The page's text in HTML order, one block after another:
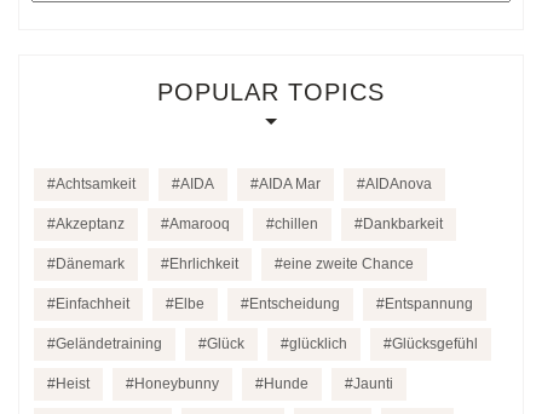
POPULAR TOPICS
Achtsamkeit AIDA AIDA Mar AIDAnova
Akzeptanz Amarooq chillen Dankbarkeit
Dänemark Ehrlichkeit eine zweite Chance
Einfachheit Elbe Entscheidung Entspannung
Geländetraining Glück glücklich Glücksgefühl
Heist Honeybunny Hunde Jaunti